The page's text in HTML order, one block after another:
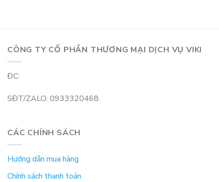
CÔNG TY CỔ PHẦN THƯƠNG MẠI DỊCH VỤ VIKI
ĐC:
SĐT/ZALO: 0933320468
CÁC CHÍNH SÁCH
Hướng dẫn mua hàng
Chính sách thanh toán